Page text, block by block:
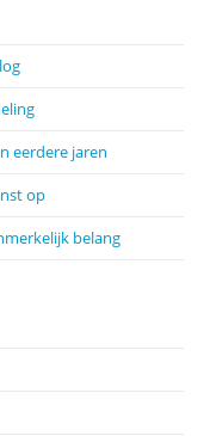
eerdere jaren
op
belang